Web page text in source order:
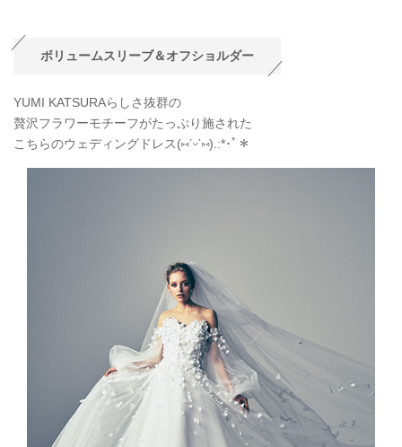
ボリュームスリーブ＆オフショルダー
YUMI KATSURAらしさ抜群の
贅沢フラワーモチーフがたっぷり施された
こちらのウェディングドレス(⑅ˊᵕˋ⑅).:*･ﾟ＊